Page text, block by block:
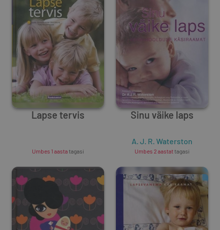
Lapse tervis
Umbes 1 aastatagasi
Sinu väike laps
A. J. R. Waterston
Umbes 2 aastattagasi